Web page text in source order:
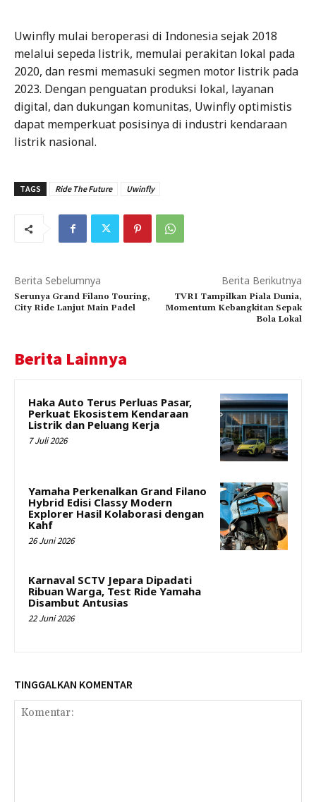
Uwinfly mulai beroperasi di Indonesia sejak 2018
melalui sepeda listrik, memulai perakitan lokal pada
2020, dan resmi memasuki segmen motor listrik pada
2023. Dengan penguatan produksi lokal, layanan
digital, dan dukungan komunitas, Uwinfly optimistis
dapat memperkuat posisinya di industri kendaraan
listrik nasional.
TAGS Ride The Future Uwinfly
Berita Sebelumnya
Serunya Grand Filano Touring,
City Ride Lanjut Main Padel
Berita Berikutnya
TVRI Tampilkan Piala Dunia,
Momentum Kebangkitan Sepak
Bola Lokal
Berita Lainnya
Haka Auto Terus Perluas Pasar,
Perkuat Ekosistem Kendaraan
Listrik dan Peluang Kerja
7 Juli 2026
Yamaha Perkenalkan Grand Filano
Hybrid Edisi Classy Modern
Explorer Hasil Kolaborasi dengan
Kahf
26 Juni 2026
Karnaval SCTV Jepara Dipadati
Ribuan Warga, Test Ride Yamaha
Disambut Antusias
22 Juni 2026
TINGGALKAN KOMENTAR